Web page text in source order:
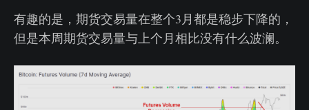
有趣的是，期货交易量在整个3月都是稳步下降的，
但是本周期货交易量与上个月相比没有什么波澜。